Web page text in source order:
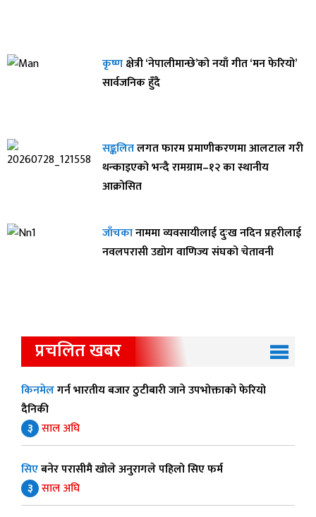
कृष्णक्षेत्री ‘नेपालीमान्छे’को नयाँ गीत ‘मन फेरियो’
सार्वजनिक हुँदै
सङ्कलितलगत फारम प्रमाणीकरणमा आलटाल गरी
थन्काइएको भन्दै रामग्राम–१२ का स्थानीय
आक्रोसित
जाँचकानाममा व्यवसायीलाई दुःख नदिन प्रहरीलाई
नवलपरासी उद्योग वाणिज्य संघको चेतावनी
प्रचलित खबर
किनमेलगर्न भारतीय बजार ठुटीबारी जाने उपभोक्ताको फेरियो
दैनिकी
३ साल अघि
सिएबनेर परासीमै खोले अनुरागले पहिलो सिए फर्म
३ साल अघि